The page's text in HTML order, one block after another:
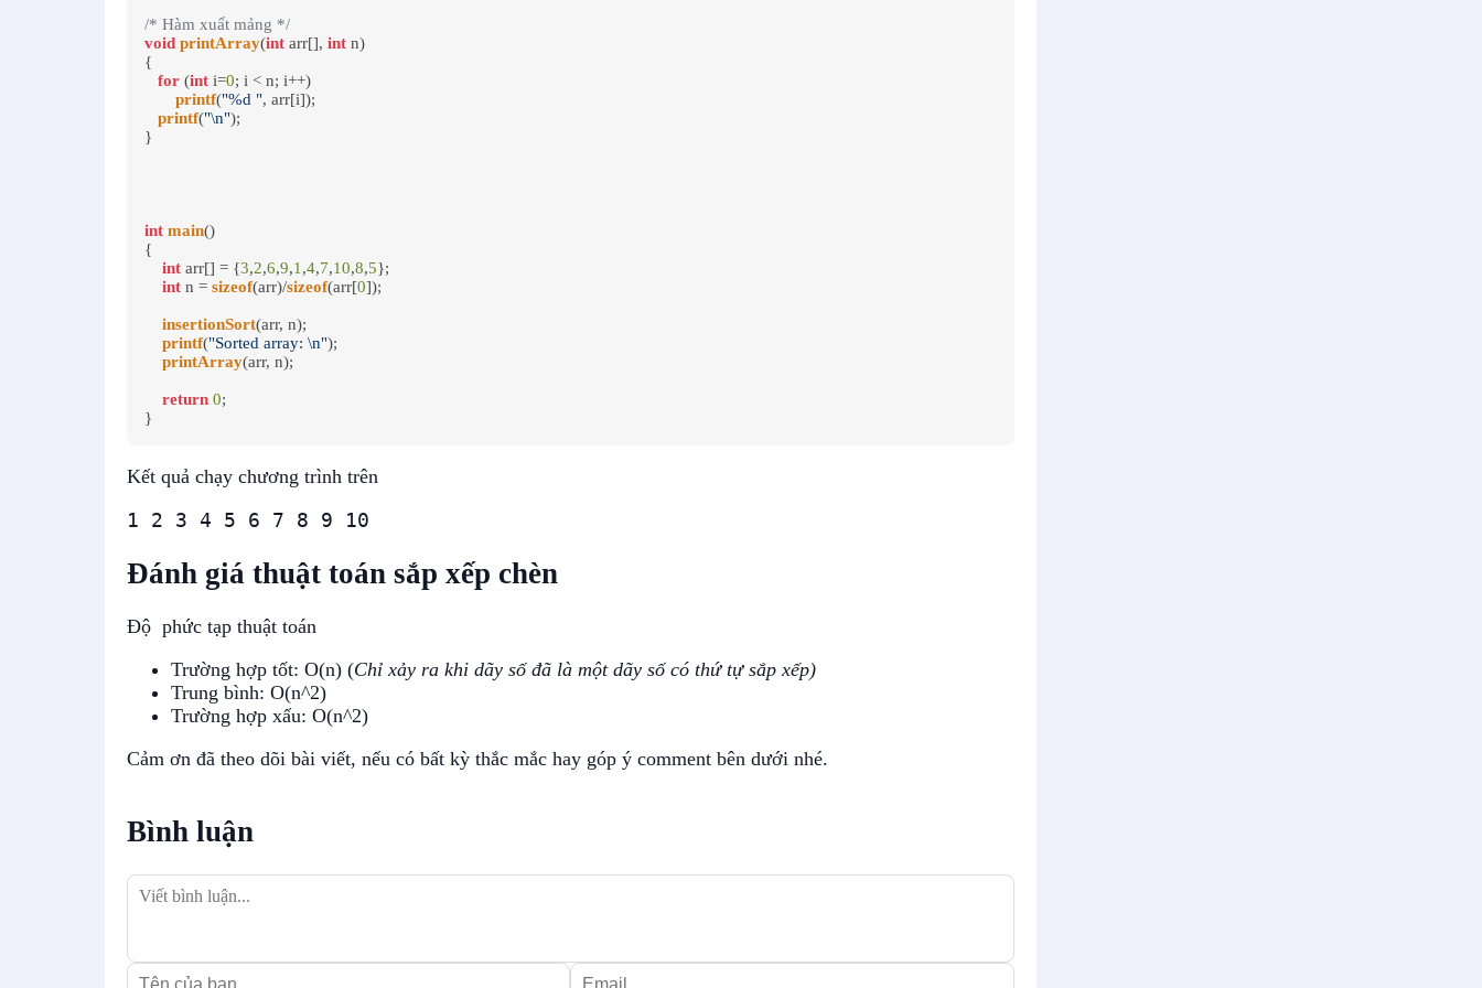
/* Hàm xuất mảng */
void printArray(int arr[], int n)
{
for (int i=0; i < n; i++)
printf("%d ", arr[i]);
printf("\n");
}
int main()
{
int arr[] = {3,2,6,9,1,4,7,10,8,5};
int n = sizeof(arr)/sizeof(arr[0]);
insertionSort(arr, n);
printf("Sorted array: \n");
printArray(arr, n);
return 0;
}
Kết quả chạy chương trình trên
1 2 3 4 5 6 7 8 9 10
Đánh giá thuật toán sắp xếp chèn
Độ phức tạp thuật toán
Trường hợp tốt: O(n) (Chỉ xảy ra khi dãy số đã là một dãy số có thứ tự sắp xếp)
Trung bình: O(n^2)
Trường hợp xấu: O(n^2)
Cảm ơn đã theo dõi bài viết, nếu có bất kỳ thắc mắc hay góp ý comment bên dưới nhé.
Bình luận